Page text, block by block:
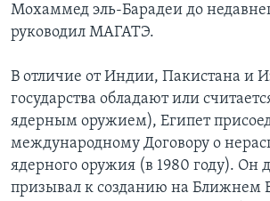
Мохаммед эль-Барадеи до
руководил МАГАТЭ.
В отличие от Индии, Пакистана и
государства обладают или
ядерным оружием), Египет
международному Договору о
ядерного оружия (в 1980 году). Он
призывал к созданию на Ближнем